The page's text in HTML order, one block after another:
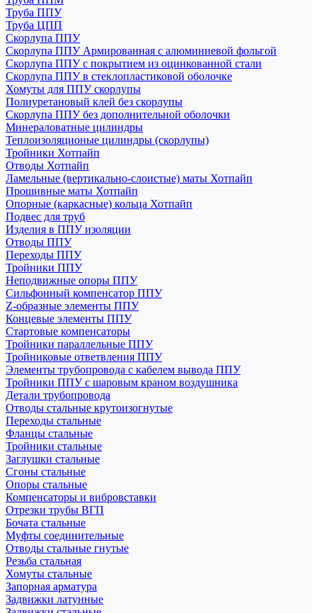
Труба ППУ
Труба ЦПП
Скорлупа ППУ
Скорлупа ППУ Армированная с алюминиевой фольгой
Скорлупа ППУ с покрытием из оцинкованной стали
Скорлупа ППУ в стеклопластиковой оболочке
Хомуты для ППУ скорлупы
Полиуретановый клей без скорлупы
Скорлупа ППУ без дополнительной оболочки
Минераловатные цилиндры
Теплоизоляционые цилиндры (скорлупы)
Тройники Хотпайп
Отводы Хотпайп
Ламельные (вертикально-слоистые) маты Хотпайп
Прошивные маты Хотпайп
Опорные (каркасные) кольца Хотпайп
Подвес для труб
Изделия в ППУ изоляции
Отводы ППУ
Переходы ППУ
Тройники ППУ
Неподвижные опоры ППУ
Cильфонный компенсатор ППУ
Z-образные элементы ППУ
Концевые элементы ППУ
Стартовые компенсаторы
Тройники параллельные ППУ
Тройниковые ответвления ППУ
Элементы трубопровода с кабелем вывода ППУ
Тройники ППУ с шаровым краном воздушника
Детали трубопровода
Отводы стальные крутоизогнутые
Переходы стальные
Фланцы стальные
Тройники стальные
Заглушки стальные
Сгоны стальные
Опоры стальные
Компенсаторы и вибровставки
Отрезки трубы ВГП
Бочата стальные
Муфты соединительные
Отводы стальные гнутые
Резьба стальная
Хомуты стальные
Запорная арматура
Задвижки латунные